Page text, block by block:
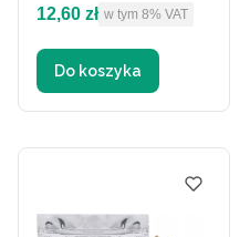
Cena brutto
12,60 zł w tym %s VAT
w tym 8% VAT
Do koszyka